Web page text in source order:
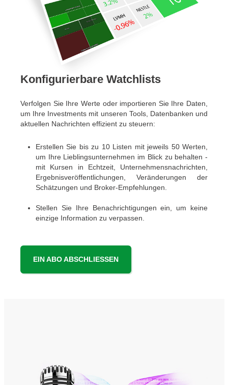
Konfigurierbare Watchlists
Verfolgen Sie Ihre Werte oder importieren Sie Ihre Daten,
um Ihre Investments mit unseren Tools, Datenbanken und
aktuellen Nachrichten effizient zu steuern:
Erstellen Sie bis zu 10 Listen mit jeweils 50 Werten,
um Ihre Lieblingsunternehmen im Blick zu behalten -
mit Kursen in Echtzeit, Unternehmensnachrichten,
Ergebnisveröffentlichungen, Veränderungen der
Schätzungen und Broker-Empfehlungen.
Stellen Sie Ihre Benachrichtigungen ein, um keine
einzige Information zu verpassen.
EIN ABO ABSCHLIESSEN